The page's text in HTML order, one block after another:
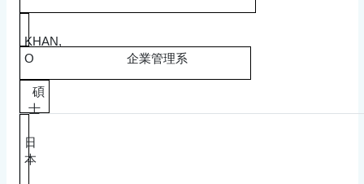
KHAN,
O
企業管理系
碩
士
日
本